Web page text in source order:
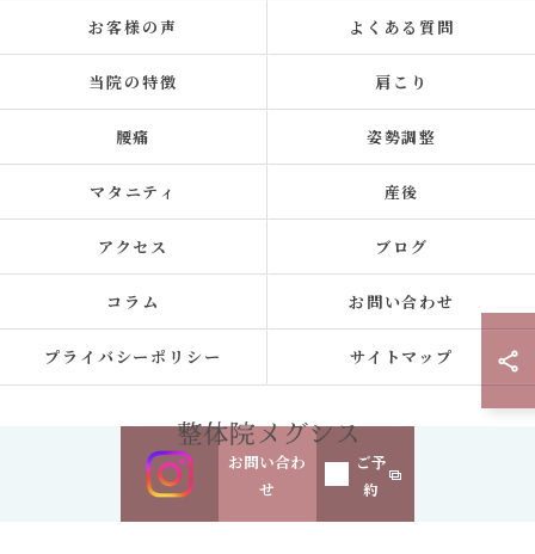
お問い合わ
せ
ご予
約
お客様の声 よくある質問
当院の特徴 肩こり
腰痛 姿勢調整
マタニティ 産後
アクセス ブログ
コラム お問い合わせ
プライバシーポリシー サイトマップ
© 2026 東京都浜田山の整体なら整体院メグシス ALL RIGHTS RESERVED.